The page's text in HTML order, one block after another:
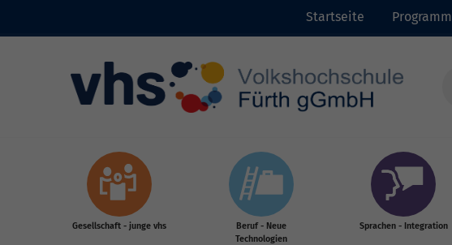
Startseite Programm
Gesellschaft - junge vhs
Beruf - Neue
Technologien
Sprachen - Integration